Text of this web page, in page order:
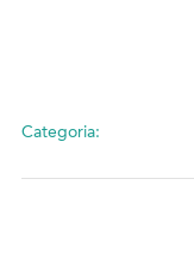
Categoria: